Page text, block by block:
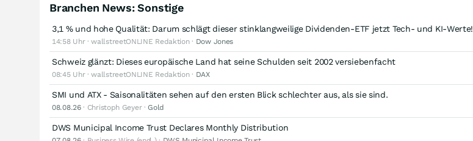
Branchen News: Sonstige
3,1 % und hohe Qualität: Darum schlägt dieser stinklangweilige Dividenden-ETF jetzt Tech- und KI-Werte!
14:58 Uhr · wallstreetONLINE Redaktion · Dow Jones
Schweiz glänzt: Dieses europäische Land hat seine Schulden seit 2002 versiebenfacht
08:45 Uhr · wallstreetONLINE Redaktion · DAX
SMI und ATX - Saisonalitäten sehen auf den ersten Blick schlechter aus, als sie sind.
08.08.26· Christoph Geyer ·Gold
DWS Municipal Income Trust Declares Monthly Distribution